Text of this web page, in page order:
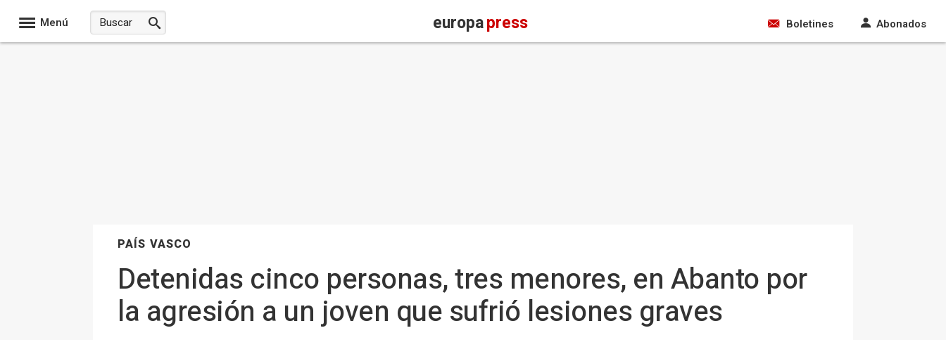
Menú europapress Boletines Abonados
PAÍS VASCO
Detenidas cinco personas, tres menores, en Abanto por
la agresión a un joven que sufrió lesiones graves